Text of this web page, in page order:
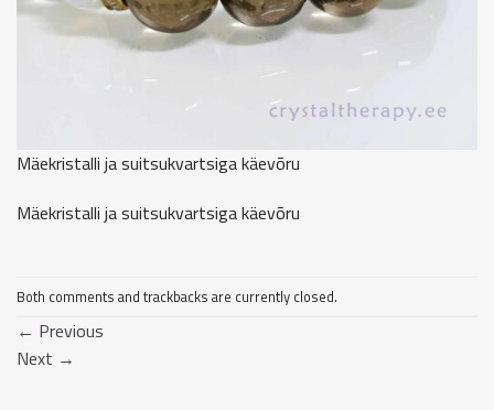
Mäekristalli ja suitsukvartsiga käevõru
Mäekristalli ja suitsukvartsiga käevõru
Both comments and trackbacks are currently closed.
← Previous
Next →